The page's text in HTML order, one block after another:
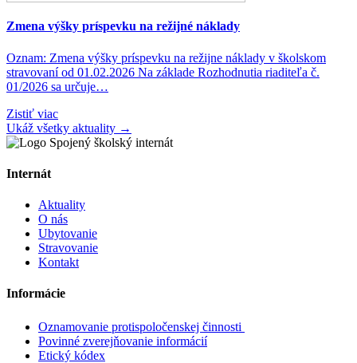
Zmena výšky príspevku na režijné náklady
Oznam: Zmena výšky príspevku na režijne náklady v školskom
stravovaní od 01.02.2026 Na základe Rozhodnutia riaditeľa č.
01/2026 sa určuje…
Zistiť viac
Ukáž všetky aktuality →
Internát
Aktuality
O nás
Ubytovanie
Stravovanie
Kontakt
Informácie
Oznamovanie protispoločenskej činnosti
Povinné zverejňovanie informácií
Etický kódex